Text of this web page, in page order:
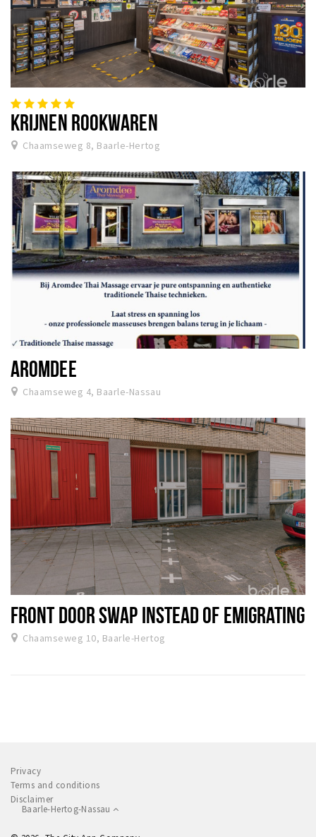
KRIJNEN ROOKWAREN
Chaamseweg 8, Baarle-Hertog
AROMDEE
Chaamseweg 4, Baarle-Nassau
FRONT DOOR SWAP INSTEAD OF EMIGRATING
Chaamseweg 10, Baarle-Hertog
Privacy
Terms and conditions
Disclaimer
Baarle-Hertog-Nassau